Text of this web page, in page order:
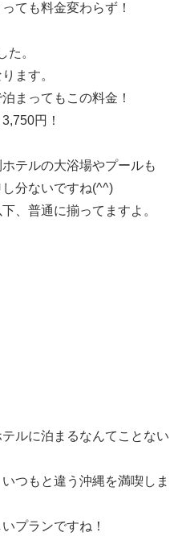
ても料金変わらず！
た。
ます。
まってもこの料金！
円！
テルの大浴場やプールも
分ないですね(^^)
、普通に揃ってますよ。
ルに泊まるなんてことない
つもと違う沖縄を満喫しま
プランですね！